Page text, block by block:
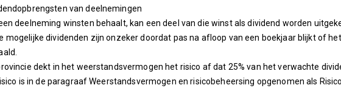
van deelnemingen
deelneming winsten behaalt, kan een deel van die winst als dividend worden
mogelijke dividenden zijn onzeker doordat pas na afloop van een boekjaar blijkt of
dekt in het weerstandsvermogen het risico af dat 25% van het verwachte
is in de paragraaf Weerstandsvermogen en risicobeheersing opgenomen als